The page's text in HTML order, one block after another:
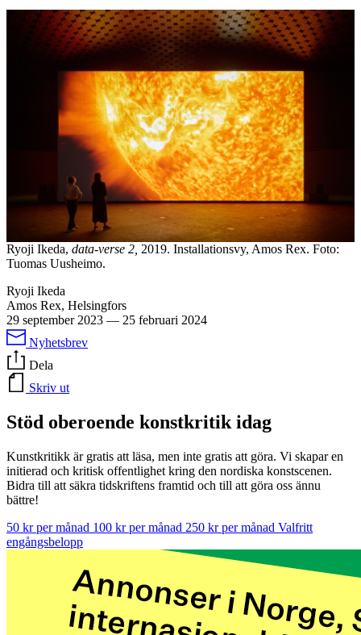
Ryoji Ikeda, data-verse 2, 2019. Installationsvy, Amos Rex. Foto:
Tuomas Uusheimo.
Ryoji Ikeda
Amos Rex, Helsingfors
29 september 2023 — 25 februari 2024
Nyhetsbrev
Dela
Skriv ut
Stöd oberoende konstkritik idag
Kunstkritikk är gratis att läsa, men inte gratis att göra. Vi skapar en
initierad och kritisk offentlighet kring den nordiska konstscenen.
Bidra till att säkra tidskriftens framtid och till att göra oss ännu
bättre!
50 kr per månad 100 kr per månad 250 kr per månad Valfritt
engångsbelopp